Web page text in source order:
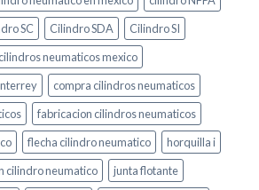
SC Cilindro SDA
Cilindro SI
cilindros neumaticos mexico
compra cilindros neumaticos
fabricacion cilindros neumaticos
flecha cilindro neumatico
horquilla i
cilindro neumatico
junta flotante